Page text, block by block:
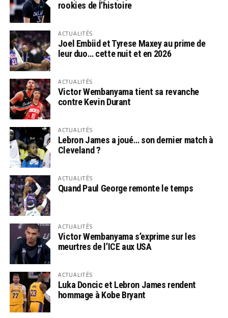
rookies de l’histoire
ACTUALITÉS
Joel Embiid et Tyrese Maxey au prime de
leur duo… cette nuit et en 2026
ACTUALITÉS
Victor Wembanyama tient sa revanche
contre Kevin Durant
ACTUALITÉS
Lebron James a joué… son dernier match à
Cleveland ?
ACTUALITÉS
Quand Paul George remonte le temps
ACTUALITÉS
Victor Wembanyama s’exprime sur les
meurtres de l’ICE aux USA
ACTUALITÉS
Luka Doncic et Lebron James rendent
hommage à Kobe Bryant